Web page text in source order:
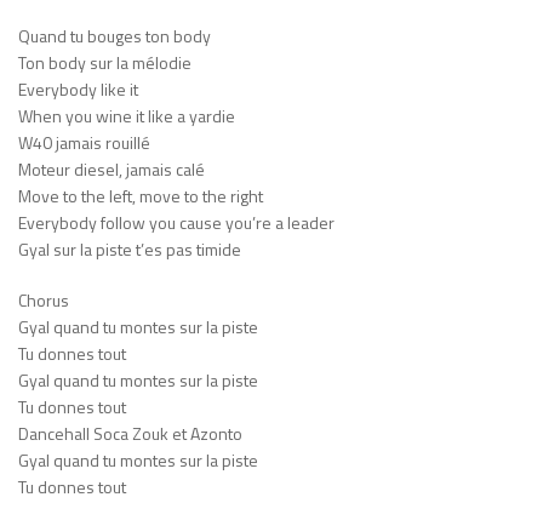
Quand tu bouges ton body
Ton body sur la mélodie
Everybody like it
When you wine it like a yardie
W40 jamais rouillé
Moteur diesel, jamais calé
Move to the left, move to the right
Everybody follow you cause you’re a leader
Gyal sur la piste t’es pas timide
Chorus
Gyal quand tu montes sur la piste
Tu donnes tout
Gyal quand tu montes sur la piste
Tu donnes tout
Dancehall Soca Zouk et Azonto
Gyal quand tu montes sur la piste
Tu donnes tout